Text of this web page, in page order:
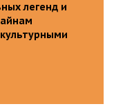
легенд и